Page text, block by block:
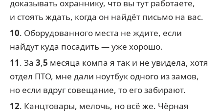
доказывать охраннику, что вы тут работаете,
и стоять ждать, когда он найдёт письмо на вас.
10. Оборудованного места не ждите, если
найдут куда посадить — уже хорошо.
11. За 3,5 месяца компа я так и не увидела, хотя
отдел ПТО, мне дали ноутбук одного из замов,
но если вдруг совещание, то его забирают.
12. Канцтовары, мелочь, но всё же. Чёрная